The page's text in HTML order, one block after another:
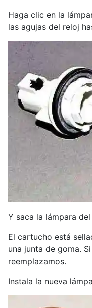
Haga clic en la
las agujas del reloj
Y saca la lámpara
El cartucho está
una junta de goma.
reemplazamos.
Instala la nueva